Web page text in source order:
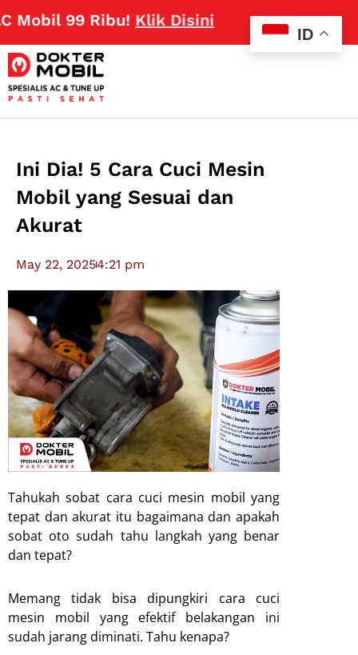
99 Ribu!Klik Disini
Ini Dia! 5 Cara Cuci Mesin
Mobil yang Sesuai dan
Akurat
May 22, 20254:21 pm
Tahukah sobat cara cuci mesin mobil yang
tepat dan akurat itu bagaimana dan apakah
sobat oto sudah tahu langkah yang benar
dan tepat?
Memang tidak bisa dipungkiri cara cuci
mesin mobil yang efektif belakangan ini
sudah jarang diminati. Tahu kenapa?
ID